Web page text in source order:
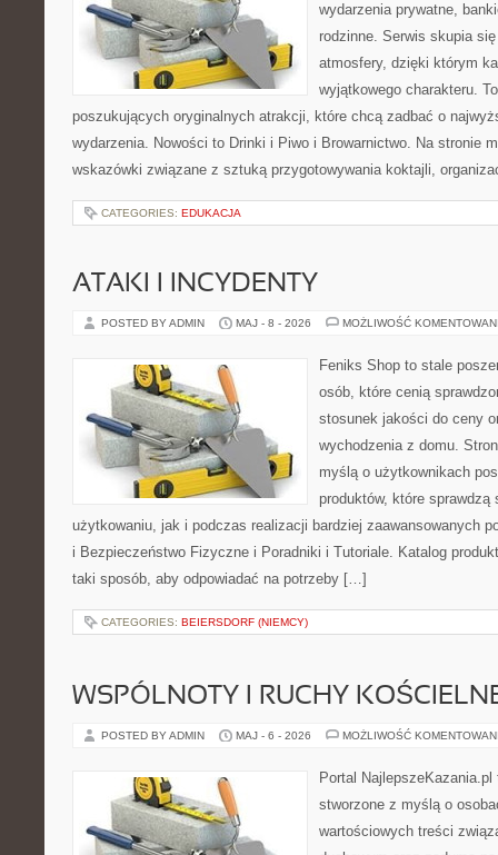
wydarzenia prywatne,
rodzinne. Serwis skupia
atmosfery, dzięki którym
wyjątkowego charakteru.
poszukujących oryginalnych atrakcji, które chcą zadbać o
wydarzenia. Nowości to Drinki i Piwo i Browarnictwo. Na stronie
wskazówki związane z sztuką przygotowywania koktajli,
CATEGORIES: EDUKACJA
ATAKI I INCYDENTY
POSTED BY ADMIN MAJ - 8 - 2026 MOŻLIWOŚĆ
Feniks Shop to stale
osób, które cenią
stosunek jakości do ceny
wychodzenia z domu.
myślą o użytkownikach
produktów, które
użytkowaniu, jak i podczas realizacji bardziej zaawansowanych
i Bezpieczeństwo Fizyczne i Poradniki i Tutoriale. Katalog
taki sposób, aby odpowiadać na potrzeby […]
CATEGORIES: BEIERSDORF (NIEMCY)
WSPÓLNOTY I RUCHY
POSTED BY ADMIN MAJ - 6 - 2026 MOŻLIWOŚĆ
Portal
stworzone z myślą o
wartościowych treści